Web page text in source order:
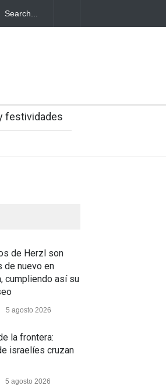
de Vilna
festividades
de Herzl son
de nuevo en
cumpliendo así su
5 agosto 2026
la frontera:
israelíes cruzan
5 agosto 2026